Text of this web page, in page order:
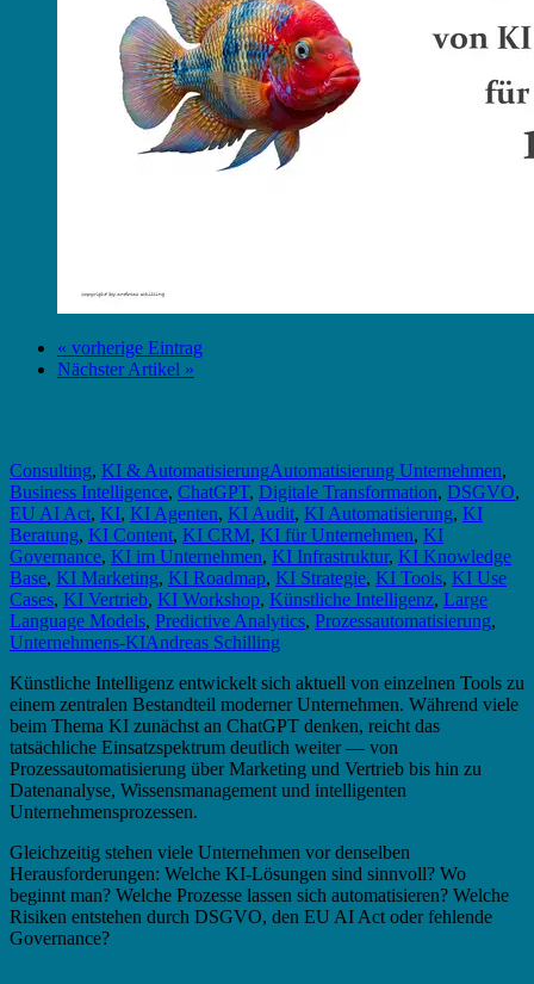
« vorherige Eintrag
Nächster Artikel »
Consulting, KI & AutomatisierungAutomatisierung Unternehmen,
Business Intelligence, ChatGPT, Digitale Transformation, DSGVO,
EU AI Act, KI, KI Agenten, KI Audit, KI Automatisierung, KI
Beratung, KI Content, KI CRM, KI für Unternehmen, KI
Governance, KI im Unternehmen, KI Infrastruktur, KI Knowledge
Base, KI Marketing, KI Roadmap, KI Strategie, KI Tools, KI Use
Cases, KI Vertrieb, KI Workshop, Künstliche Intelligenz, Large
Language Models, Predictive Analytics, Prozessautomatisierung,
Unternehmens-KIAndreas Schilling
Künstliche Intelligenz entwickelt sich aktuell von einzelnen Tools zu
einem zentralen Bestandteil moderner Unternehmen. Während viele
beim Thema KI zunächst an ChatGPT denken, reicht das
tatsächliche Einsatzspektrum deutlich weiter — von
Prozessautomatisierung über Marketing und Vertrieb bis hin zu
Datenanalyse, Wissensmanagement und intelligenten
Unternehmensprozessen.
Gleichzeitig stehen viele Unternehmen vor denselben
Herausforderungen: Welche KI-Lösungen sind sinnvoll? Wo
beginnt man? Welche Prozesse lassen sich automatisieren? Welche
Risiken entstehen durch DSGVO, den EU AI Act oder fehlende
Governance?